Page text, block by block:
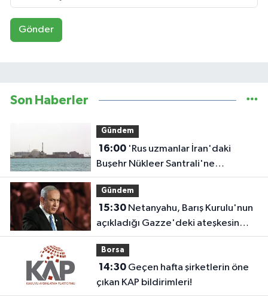
Gönder
Son Haberler
Gündem
16:00'Rus uzmanlar İran'daki
Buşehr Nükleer Santrali'ne
dönmeye başladı'
Gündem
15:30Netanyahu, Barış Kurulu'nun
açıkladığı Gazze'deki ateşkesin
ikinci aşaması planını reddetti
Borsa
14:30Geçen hafta şirketlerin öne
çıkan KAP bildirimleri!